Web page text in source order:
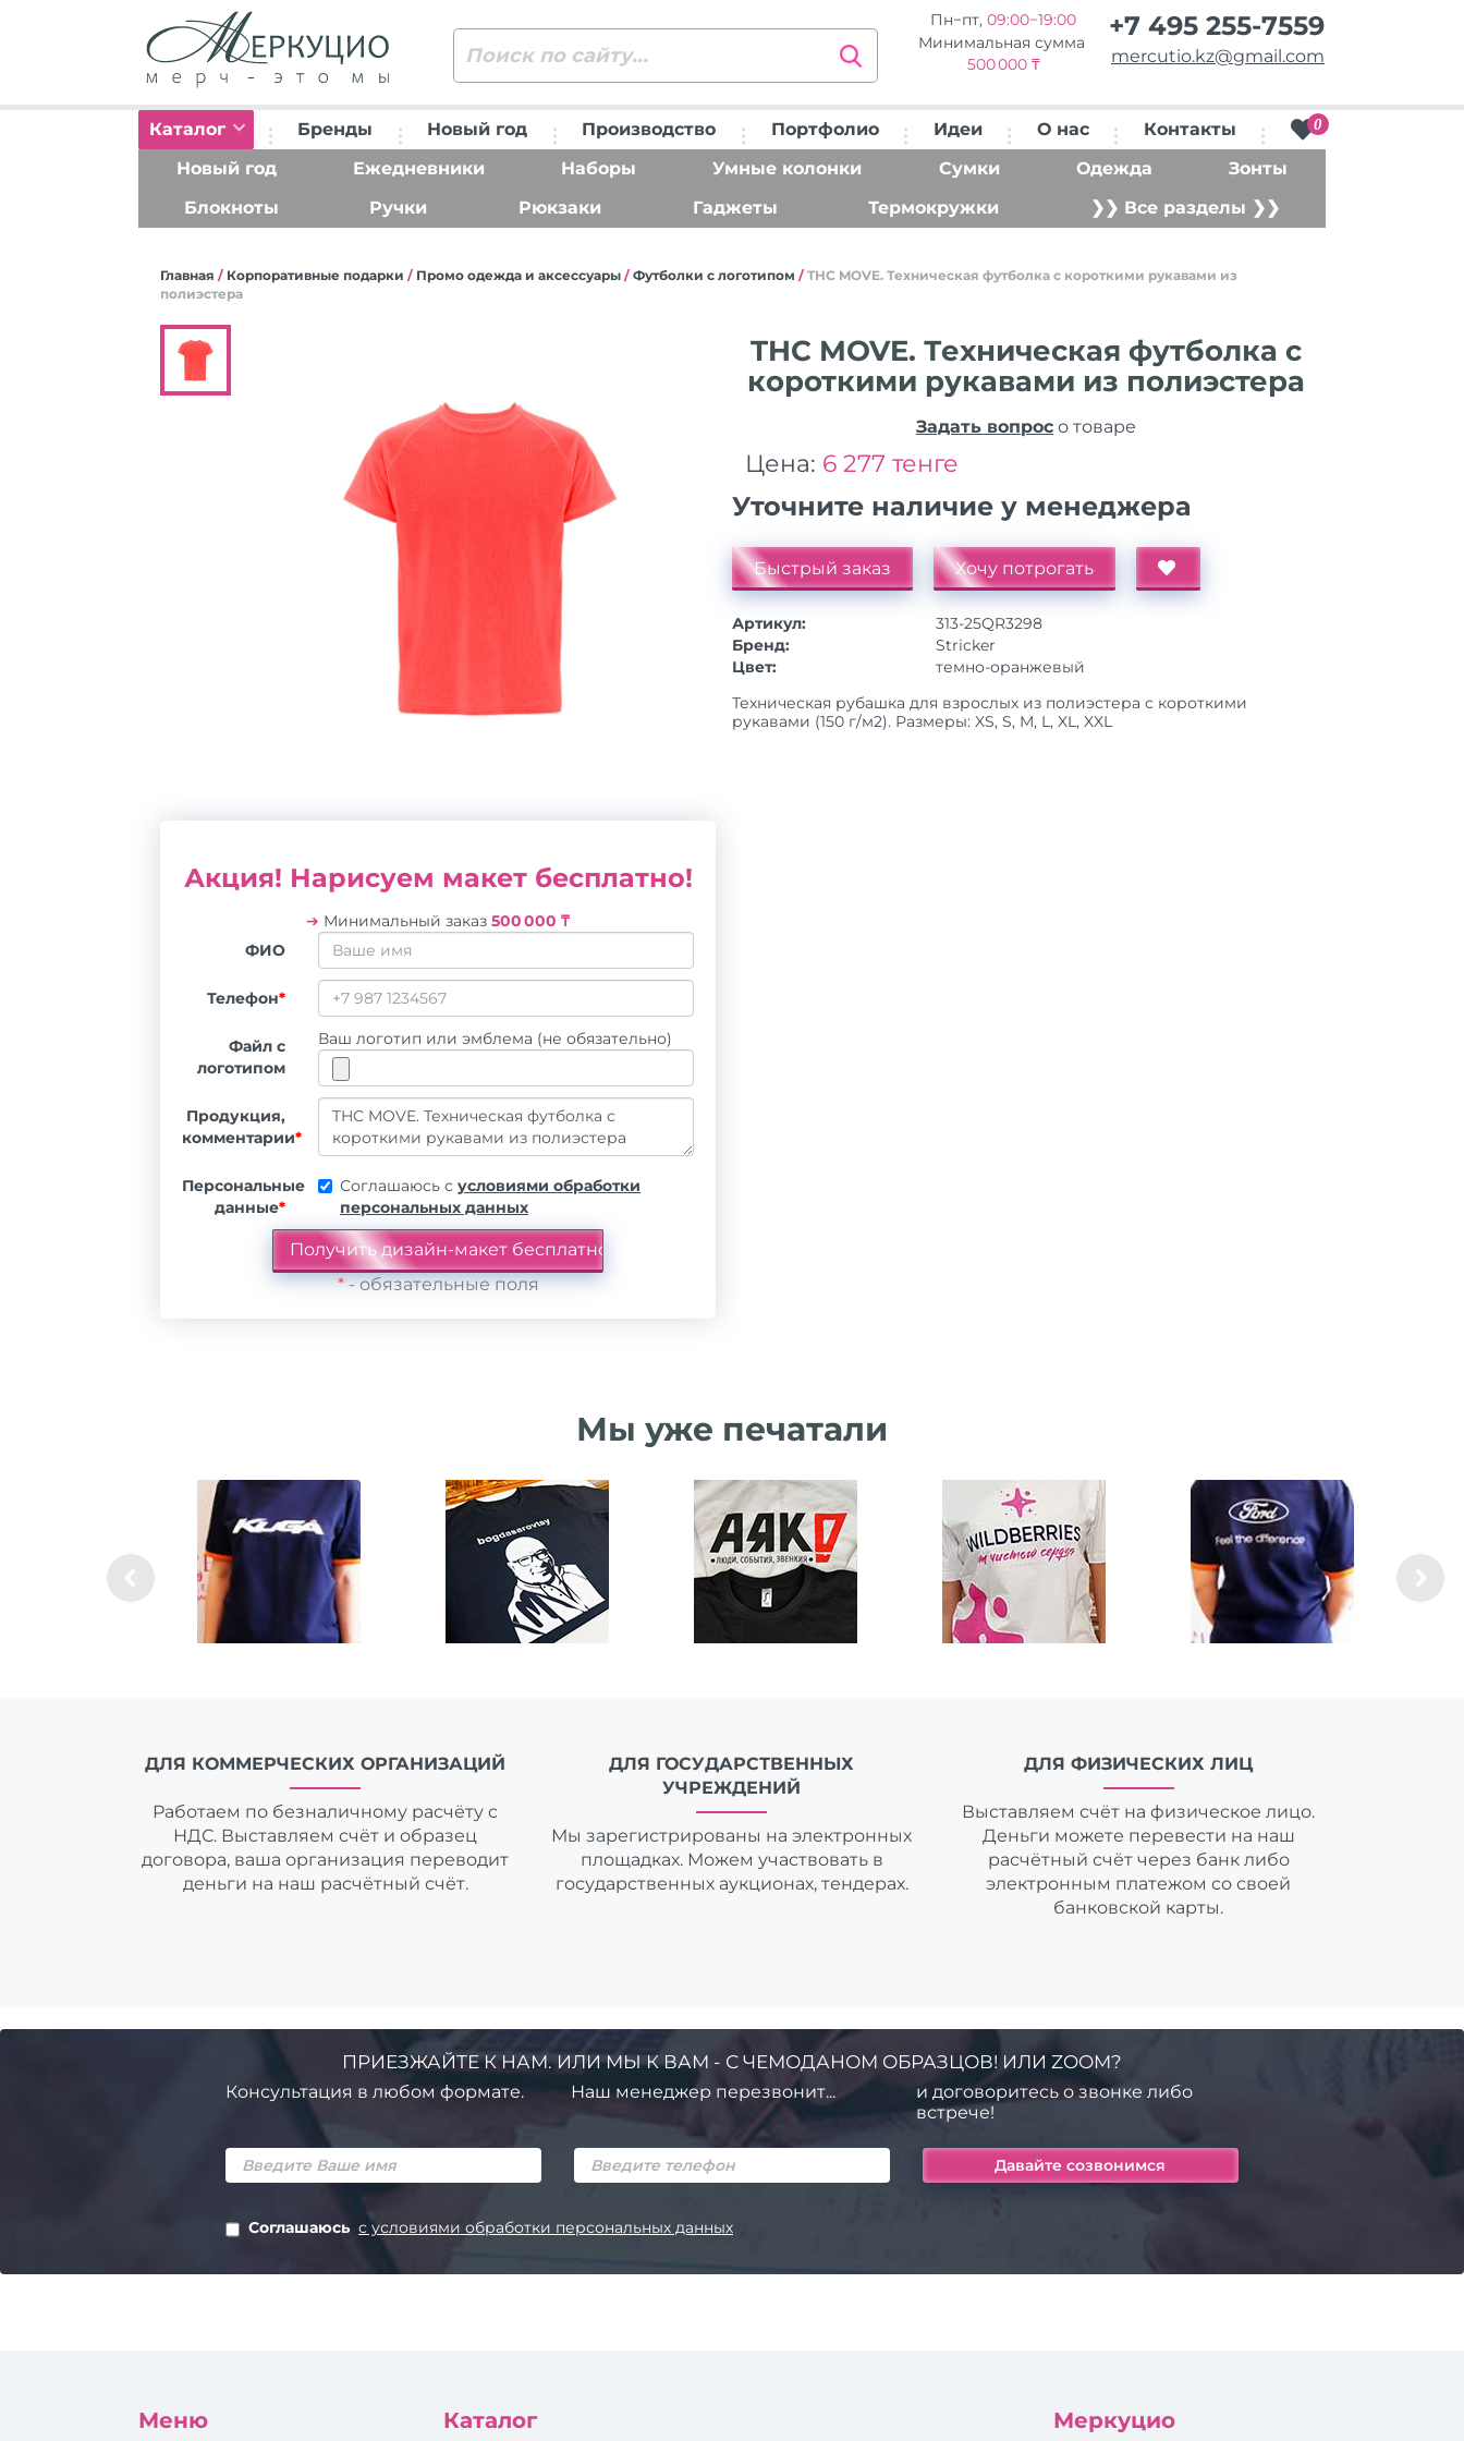
Пн−пт, 09:00−19:00
Минимальная сумма
500 000 ₸
+7 495 255-7559
mercutio.kz@gmail.com
Каталог Бренды Новый год Производство Портфолио Идеи О нас Контакты 0
Новый год Ежедневники Наборы Умные колонки Сумки Одежда
Зонты
Блокноты
Ручки Рюкзаки Гаджеты Термокружки ❯❯ Все разделы ❯❯
Главная / Корпоративные подарки / Промо одежда и аксессуары / Футболки с логотипом / THC MOVE. Техническая футболка с короткими рукавами из
полиэстера
Акция! Нарисуем макет бесплатно!
➔ Минимальный заказ 500 000 ₸
ФИО
Телефон*
Файл с
логотипом
Ваш логотип или эмблема (не обязательно)
Продукция,
комментарии*
Персональные
данные*
Соглашаюсь с условиями обработки
персональных данных
*- обязательные поля
THC MOVE. Техническая футболка с
короткими рукавами из полиэстера
Задать вопрос о товаре
Цена: 6 277 тенге
Уточните наличие у менеджера
Быстрый заказ Хочу потрогать
Артикул:
313-25QR3298
Бренд:
Stricker
Цвет:
темно-оранжевый
Техническая рубашка для взрослых из полиэстера с короткими
рукавами (150 г/м2). Размеры: XS, S, M, L, XL, XXL
Мы уже печатали
ДЛЯ КОММЕРЧЕСКИХ ОРГАНИЗАЦИЙ
Работаем по безналичному расчёту с
НДС. Выставляем счёт и образец
договора, ваша организация переводит
деньги на наш расчётный счёт.
ДЛЯ ГОСУДАРСТВЕННЫХ
УЧРЕЖДЕНИЙ
Мы зарегистрированы на электронных
площадках. Можем участвовать в
государственных аукционах, тендерах.
ДЛЯ ФИЗИЧЕСКИХ ЛИЦ
Выставляем счёт на физическое лицо.
Деньги можете перевести на наш
расчётный счёт через банк либо
электронным платежом со своей
банковской карты.
ПРИЕЗЖАЙТЕ К НАМ. ИЛИ МЫ К ВАМ - С ЧЕМОДАНОМ ОБРАЗЦОВ! ИЛИ ZOOM?
Консультация в любом формате. Наш менеджер перезвонит...
и договоритесь о звонке либо
встрече!
Соглашаюсь с условиями обработки персональных данных
Меню Каталог Меркуцио